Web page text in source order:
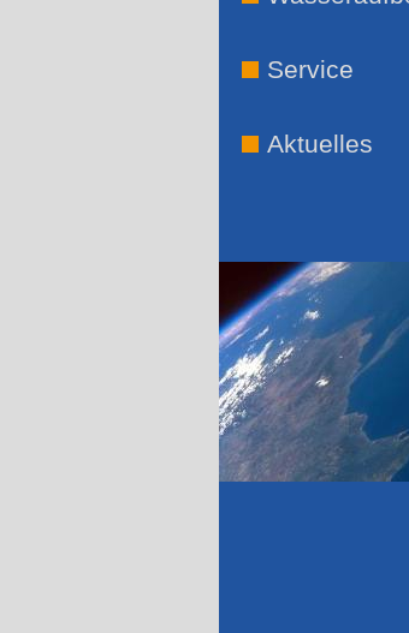
Service
Aktuelles